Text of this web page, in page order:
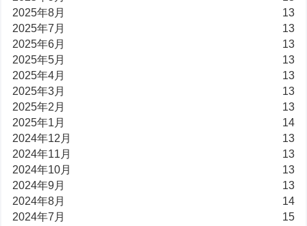
2025年8月
13
2025年7月
13
2025年6月
13
2025年5月
13
2025年4月
13
2025年3月
13
2025年2月
13
2025年1月
14
2024年12月
13
2024年11月
13
2024年10月
13
2024年9月
13
2024年8月
14
2024年7月
15